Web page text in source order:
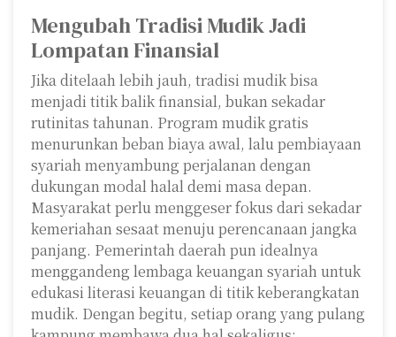
Mengubah Tradisi Mudik Jadi
Lompatan Finansial
Jika ditelaah lebih jauh, tradisi mudik bisa
menjadi titik balik finansial, bukan sekadar
rutinitas tahunan. Program mudik gratis
menurunkan beban biaya awal, lalu pembiayaan
syariah menyambung perjalanan dengan
dukungan modal halal demi masa depan.
Masyarakat perlu menggeser fokus dari sekadar
kemeriahan sesaat menuju perencanaan jangka
panjang. Pemerintah daerah pun idealnya
menggandeng lembaga keuangan syariah untuk
edukasi literasi keuangan di titik keberangkatan
mudik. Dengan begitu, setiap orang yang pulang